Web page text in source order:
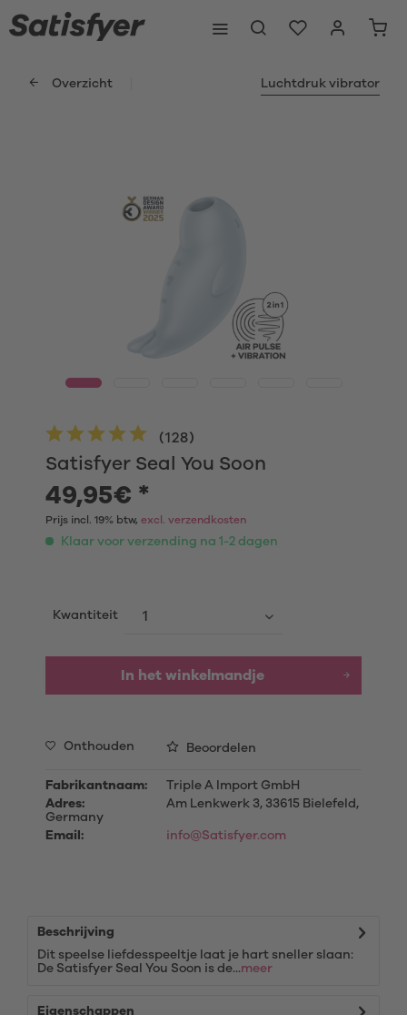
Overzicht Luchtdruk vibrator
Satisfyer Seal You Soon
(128)
49,95€ *
Prijs incl. 19% btw, excl. verzendkosten
Klaar voor verzending na 1-2 dagen
Kwantiteit
In het winkelmandje
Onthouden Beoordelen
Fabrikantnaam:
Triple A Import GmbH
Adres:
Am Lenkwerk 3, 33615 Bielefeld,
Germany
Email:
info@Satisfyer.com
Beschrijving
Dit speelse liefdesspeeltje laat je hart sneller slaan:
De Satisfyer Seal You Soon is de...meer
Eigenschappen